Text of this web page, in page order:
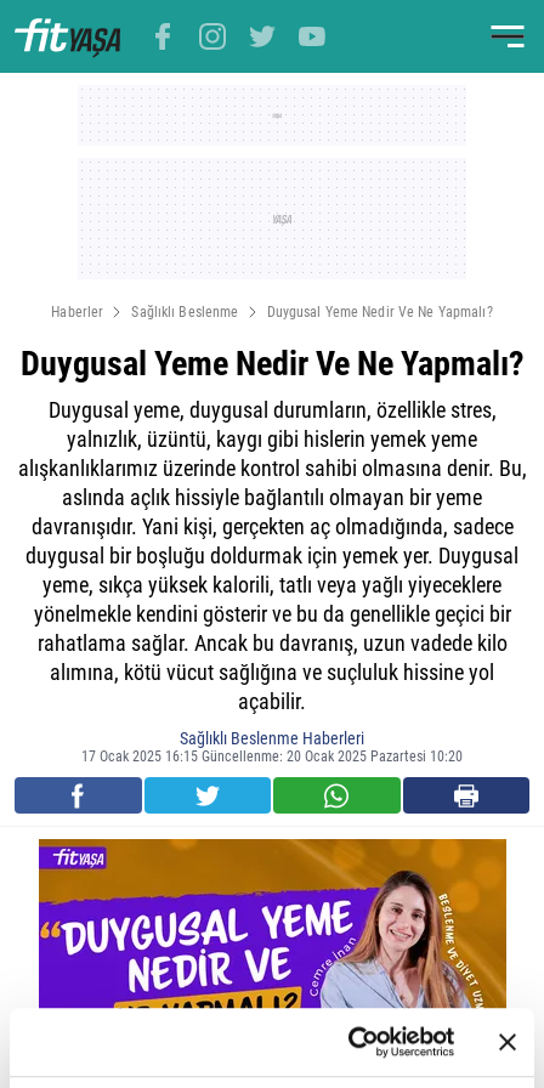
Haberler Sağlıklı Beslenme Duygusal Yeme Nedir Ve Ne Yapmalı?
Duygusal Yeme Nedir Ve Ne Yapmalı?
Duygusal yeme, duygusal durumların, özellikle stres,
yalnızlık, üzüntü, kaygı gibi hislerin yemek yeme
alışkanlıklarımız üzerinde kontrol sahibi olmasına denir. Bu,
aslında açlık hissiyle bağlantılı olmayan bir yeme
davranışıdır. Yani kişi, gerçekten aç olmadığında, sadece
duygusal bir boşluğu doldurmak için yemek yer. Duygusal
yeme, sıkça yüksek kalorili, tatlı veya yağlı yiyeceklere
yönelmekle kendini gösterir ve bu da genellikle geçici bir
rahatlama sağlar. Ancak bu davranış, uzun vadede kilo
alımına, kötü vücut sağlığına ve suçluluk hissine yol
açabilir.
Sağlıklı Beslenme Haberleri
17 Ocak 2025 16:15 Güncellenme: 20 Ocak 2025 Pazartesi 10:20